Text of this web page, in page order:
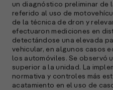
un diagnóstico preliminar de
referido al uso de
de la técnica de dron y
efectuaron mediciones en
detectándose una elevada
vehicular, en algunos casos
los automóviles. Se observó
superior a la unidad. La
normativa y controles más
acatamiento en el uso de